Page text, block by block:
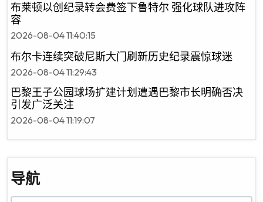
布莱顿以创纪录转会费签下鲁特尔 强化球队进攻阵
容
2026-08-04 11:40:15
布尔卡连续突破尼斯大门刷新历史纪录震惊球迷
2026-08-04 11:29:43
巴黎王子公园球场扩建计划遭遇巴黎市长明确否决
引发广泛关注
2026-08-04 11:19:07
导航